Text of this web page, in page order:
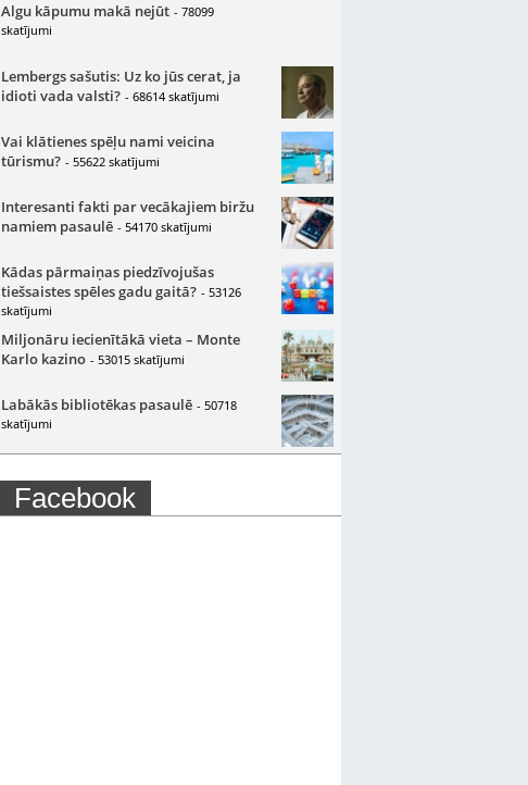
Algu kāpumu makā nejūt - 78099
skatījumi
Lembergs sašutis: Uz ko jūs cerat, ja
idioti vada valsti? - 68614 skatījumi
Vai klātienes spēļu nami veicina
tūrismu? - 55622 skatījumi
Interesanti fakti par vecākajiem biržu
namiem pasaulē - 54170 skatījumi
Kādas pārmaiņas piedzīvojušas
tiešsaistes spēles gadu gaitā? - 53126
skatījumi
Miljonāru iecienītākā vieta – Monte
Karlo kazino - 53015 skatījumi
Labākās bibliotēkas pasaulē - 50718
skatījumi
Facebook